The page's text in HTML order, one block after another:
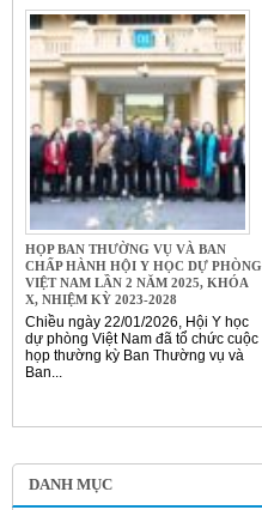
DANH MỤC
HỌP BAN THƯỜNG VỤ VÀ BAN
CHẤP HÀNH HỘI Y HỌC DỰ PHÒNG
VIỆT NAM LẦN 2 NĂM 2025, KHÓA
X, NHIỆM KỲ 2023-2028
Chiều ngày 22/01/2026, Hội Y học
dự phòng Việt Nam đã tổ chức cuộc
họp thường kỳ Ban Thường vụ và
Ban...